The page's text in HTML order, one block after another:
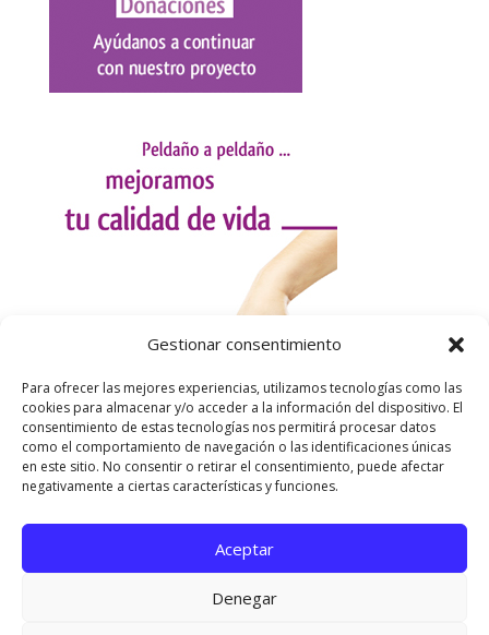
Gestionar consentimiento
Para ofrecer las mejores experiencias, utilizamos tecnologías como las
cookies para almacenar y/o acceder a la información del dispositivo. El
consentimiento de estas tecnologías nos permitirá procesar datos
como el comportamiento de navegación o las identificaciones únicas
en este sitio. No consentir o retirar el consentimiento, puede afectar
negativamente a ciertas características y funciones.
Aceptar
Denegar
Utilizamos cookies para ofrecerte la mejor experiencia en
Puedes aprender más sobre qué cookies utilizamos o